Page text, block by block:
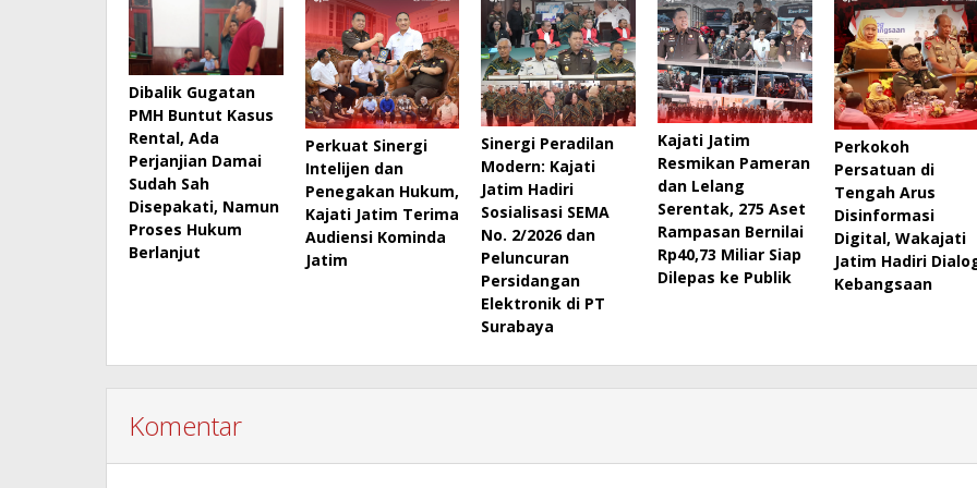
Dibalik Gugatan
PMH Buntut Kasus
Rental, Ada
Perjanjian Damai
Sudah Sah
Disepakati, Namun
Proses Hukum
Berlanjut
Perkuat Sinergi
Intelijen dan
Penegakan Hukum,
Kajati Jatim Terima
Audiensi Kominda
Jatim
Sinergi Peradilan
Modern: Kajati
Jatim Hadiri
Sosialisasi SEMA
No. 2/2026 dan
Peluncuran
Persidangan
Elektronik di PT
Surabaya
Kajati Jatim
Resmikan Pameran
dan Lelang
Serentak, 275 Aset
Rampasan Bernilai
Rp40,73 Miliar Siap
Dilepas ke Publik
Perkokoh
Persatuan di
Tengah Arus
Disinformasi
Digital, Wakajati
Jatim Hadiri
Kebangsaan
Komentar